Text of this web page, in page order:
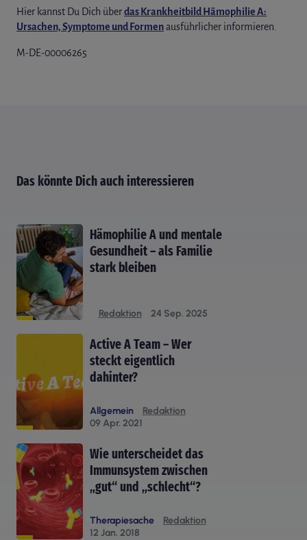
Hier kannst Du Dich überdas Krankheitbild Hämophilie A:
Ursachen, Symptome und Formenausführlicher informieren.
M-DE-00006265
Das könnte Dich auch interessieren
Hämophilie A und mentale
Gesundheit – als Familie
stark bleiben
Redaktion 24 Sep. 2025
Active A Team – Wer
steckt eigentlich
dahinter?
Allgemein
Redaktion
09 Apr. 2021
Wie unterscheidet das
Immunsystem zwischen
„gut“ und „schlecht“?
Therapiesache
Redaktion
12 Jan. 2018